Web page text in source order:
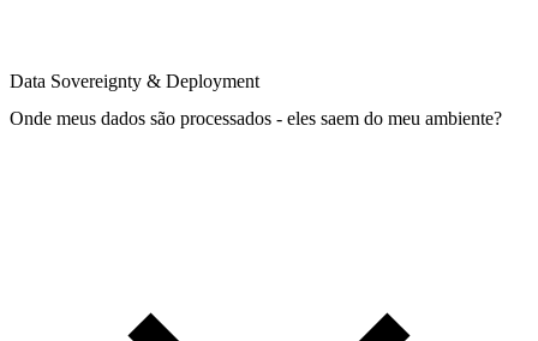
Data Sovereignty & Deployment
Onde meus dados são processados - eles saem do meu ambiente?